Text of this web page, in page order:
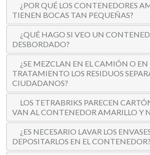
¿POR QUÉ LOS CONTENEDORES
TIENEN BOCAS TAN PEQUEÑAS?
¿QUÉ HAGO SI VEO UN
DESBORDADO?
¿SE MEZCLAN EN EL CAMIÓN O
TRATAMIENTO LOS RESIDUOS
CIUDADANOS?
LOS TETRABRIKS PARECEN
VAN AL CONTENEDOR AMARILLO Y
¿ES NECESARIO LAVAR LOS
DEPOSITARLOS EN EL CONTENEDOR?